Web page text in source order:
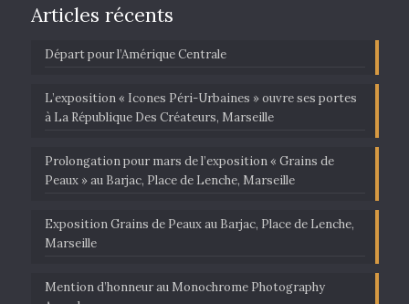
Articles récents
Départ pour l’Amérique Centrale
L’exposition « Icones Péri-Urbaines » ouvre ses portes
à La République Des Créateurs, Marseille
Prolongation pour mars de l’exposition « Grains de
Peaux » au Barjac, Place de Lenche, Marseille
Exposition Grains de Peaux au Barjac, Place de Lenche,
Marseille
Mention d’honneur au Monochrome Photography